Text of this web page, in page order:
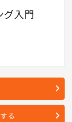
グ入門
る